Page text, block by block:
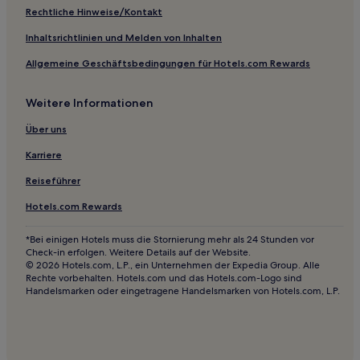
Familien in Tucson
Hotels mit inbegriffenem Frühstück in Wickenburg
Luxus in Zentral-Arizona
Hotels mit Fitnessbereich in Zentral-Arizona
Luxus in Sedona
Golf in Sedona
Lgbtqia-Freundliche in Sedona
Familien in Sedona
Günstige in Sedona
Hotels mit Wellnessbereich in Sedona
Hotels mit Pool in Sedona
Rechtliche Hinweise/Kontakt
Inhaltsrichtlinien und Melden von Inhalten
Allgemeine Geschäftsbedingungen für Hotels.com Rewards
Weitere Informationen
Über uns
Karriere
Reiseführer
Hotels.com Rewards
*Bei einigen Hotels muss die Stornierung mehr als 24 Stunden vor
Check-in erfolgen. Weitere Details auf der Website.
© 2026 Hotels.com, L.P., ein Unternehmen der Expedia Group. Alle
Rechte vorbehalten. Hotels.com und das Hotels.com-Logo sind
Handelsmarken oder eingetragene Handelsmarken von Hotels.com, L.P.